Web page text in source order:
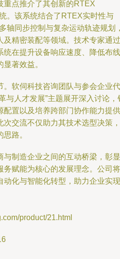
重点推介了其创新的RTEX
。该系统结合了RTEX实时性与
轴同步控制与复杂运动轨迹规划
及精密装配等领域。技术专家通过
统在提升设备响应速度、降低布线
著效益。
。软伺科技咨询团队与参会企业代
与人才发展”主题展开深入讨论，
配置以及培养跨部门协作能力提供
次交流不仅助力其技术选型决策，
路。
与制造企业之间的互动桥梁，彰显
务赋能为核心的发展理念。公司将
动化与智能化转型，助力企业实现
product/21.html